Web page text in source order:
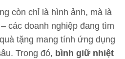
còn chỉ là hình ảnh, mà là
các doanh nghiệp đang tìm
tặng mang tính ứng dụng
Trong đó, bình giữ nhiệt